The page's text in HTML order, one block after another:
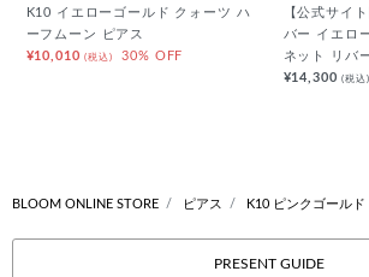
K10 イエローゴールド クォーツ ハ
ーフムーン ピアス
¥10,010(税込) 30% OFF
【公式サイ
バー イエロ
ネット リバ
¥14,300(税込)
BLOOM ONLINE STORE ピアス K10 ピンクゴールド
PRESENT GUIDE